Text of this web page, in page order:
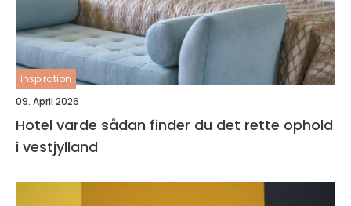
inspiration
09. April 2026
Hotel varde sådan finder du det rette ophold
i vestjylland